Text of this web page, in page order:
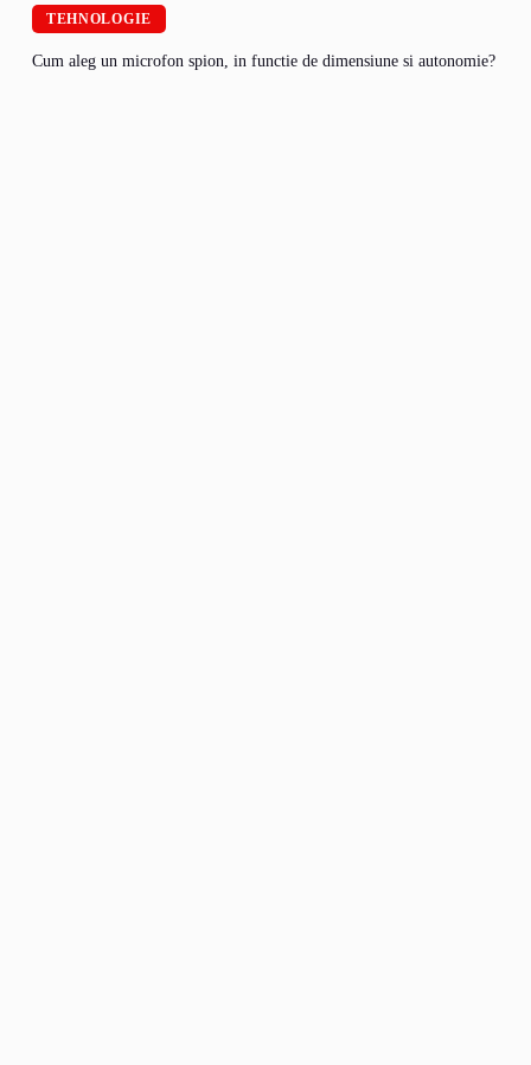
TEHNOLOGIE
Cum aleg un microfon spion, in functie de dimensiune si autonomie?